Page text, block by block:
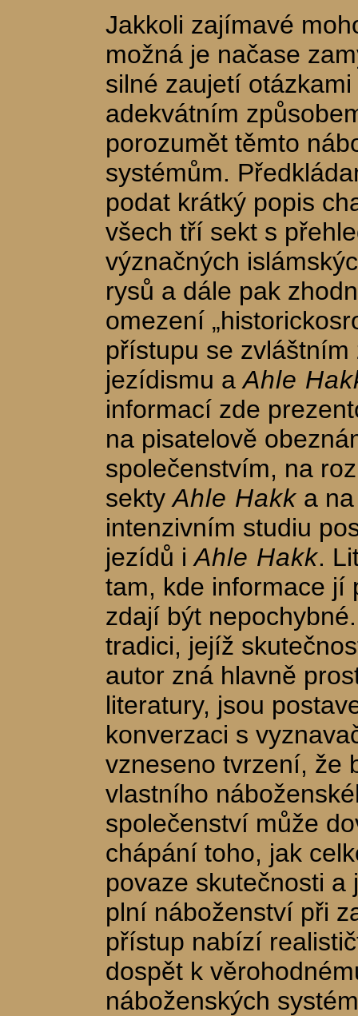
Jakkoli zajímavé
možná je načase
silné zaujetí
adekvátním
porozumět těmto
systémům.
podat krátký popis
všech tří sekt s
význačných
rysů a dále pak
omezení
přístupu se
jezídismu aAhle
informací zde
na pisatelově
společenstvím, na
sektyAhle Hakk a
intenzivním studiu
jezídů iAhle Hakk.
tam, kde informace jí
zdají být
tradici, jejíž
autor zná hlavně
literatury, jsou
konverzaci s
vzneseno tvrzení, že
vlastního
společenství může
chápání toho, jak
povaze skutečnosti a
plní náboženství při
přístup nabízí
dospět k
náboženských